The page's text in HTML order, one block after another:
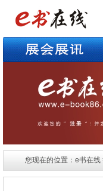
您现在的位置：e书在线 >